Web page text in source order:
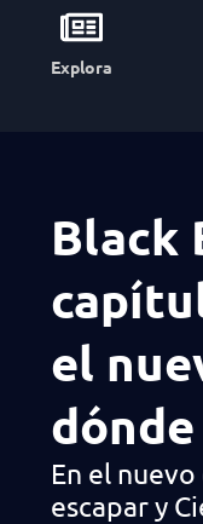
Explora
Black
el
En el
escapar y